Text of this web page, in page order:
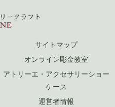
サイトマップ
オンライン彫金教室
アトリーエ・アクセサリーショー
ケース
運営者情報